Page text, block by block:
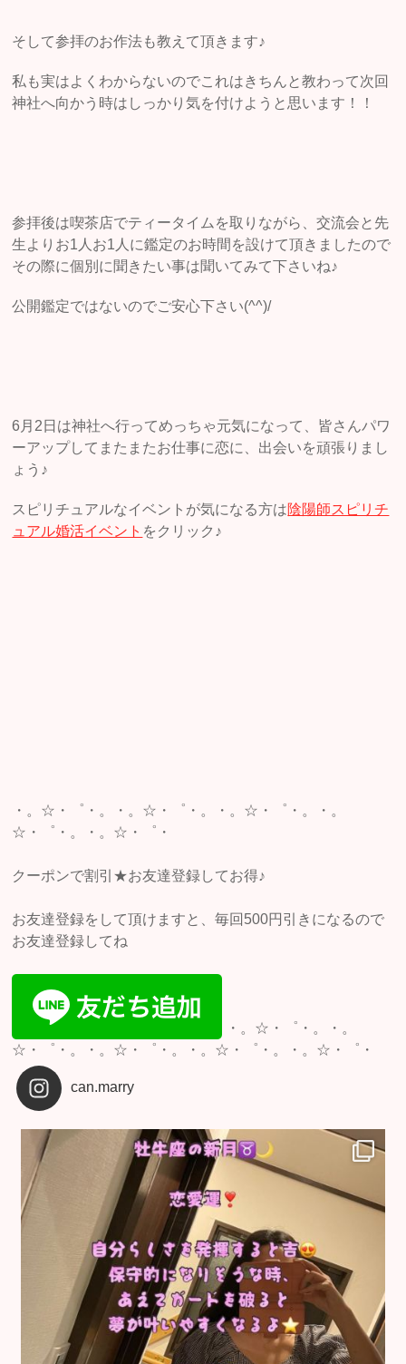
そして参拝のお作法も教えて頂きます♪
私も実はよくわからないのでこれはきちんと教わって次回
神社へ向かう時はしっかり気を付けようと思います！！
参拝後は喫茶店でティータイムを取りながら、交流会と先
生よりお1人お1人に鑑定のお時間を設けて頂きましたので
その際に個別に聞きたい事は聞いてみて下さいね♪
公開鑑定ではないのでご安心下さい(^^)/
6月2日は神社へ行ってめっちゃ元気になって、皆さんパワ
ーアップしてまたまたお仕事に恋に、出会いを頑張りまし
ょう♪
スピリチュアルなイベントが気になる方は陰陽師スピリチ
ュアル婚活イベント をクリック♪
・。☆・゜・。・。☆・゜・。・。☆・゜・。・。
☆・゜・。・。☆・゜・
クーポンで割引★お友達登録してお得♪
お友達登録をして頂けますと、毎回500円引きになるので
お友達登録してね
・。☆・゜・。・。
☆・゜・。・。☆・゜・。・。☆・゜・。・。☆・゜・
can.marry